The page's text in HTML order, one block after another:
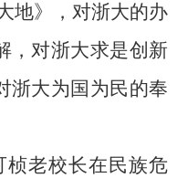
地》，对浙大的办
，对浙大求是创新
浙大为国为民的奉
老校长在民族危